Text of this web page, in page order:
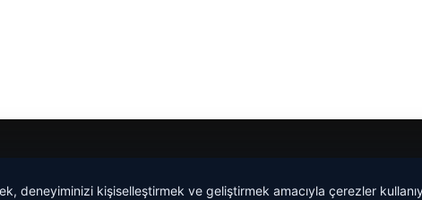
deneyiminizi kişiselleştirmek ve geliştirmek amacıyla çerezler